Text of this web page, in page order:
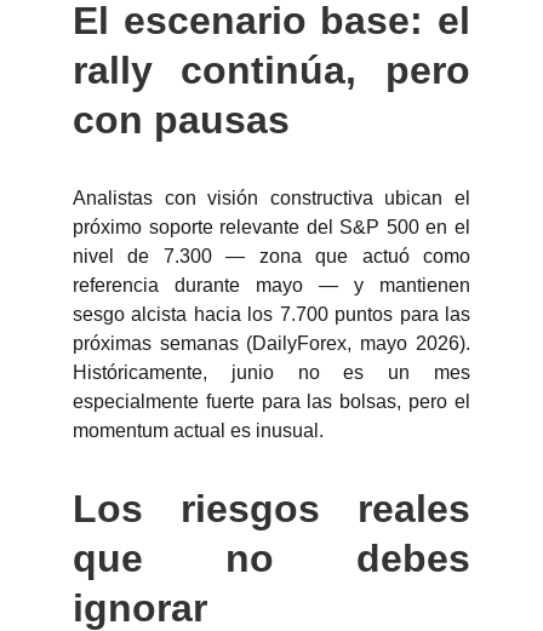
El escenario base: el
rally continúa, pero
con pausas
Analistas con visión constructiva ubican el
próximo soporte relevante del S&P 500 en el
nivel de 7.300 — zona que actuó como
referencia durante mayo — y mantienen
sesgo alcista hacia los 7.700 puntos para las
próximas semanas (DailyForex, mayo 2026).
Históricamente, junio no es un mes
especialmente fuerte para las bolsas, pero el
momentum actual es inusual.
Los riesgos reales
que no debes
ignorar